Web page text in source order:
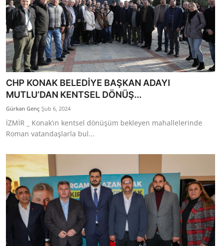
CHP KONAK BELEDİYE BAŞKAN ADAYI
MUTLU’DAN KENTSEL DÖNÜŞ...
Gürkan Genç Şub 6, 2024
İZMİR _ Konak’ın kentsel dönüşüm bekleyen mahallelerinde
Roman vatandaşlarla bul...